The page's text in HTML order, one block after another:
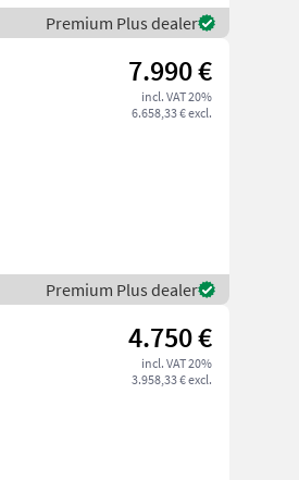
Premium Plus dealer
7.990 €
incl. VAT 20%
6.658,33 € excl.
Premium Plus dealer
4.750 €
incl. VAT 20%
3.958,33 € excl.